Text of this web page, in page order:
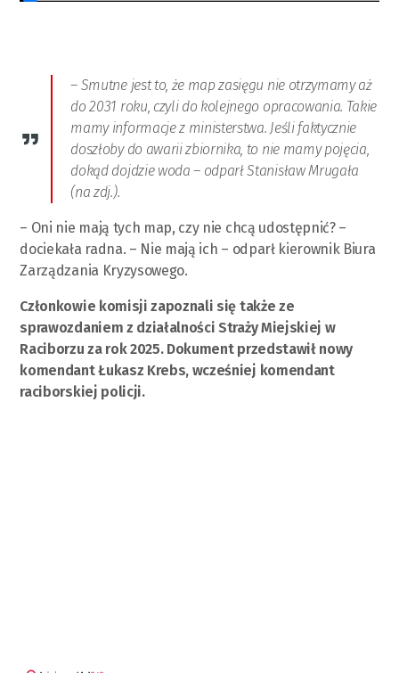
– Smutne jest to, że map zasięgu nie otrzymamy aż
do 2031 roku, czyli do kolejnego opracowania. Takie
mamy informacje z ministerstwa. Jeśli faktycznie
doszłoby do awarii zbiornika, to nie mamy pojęcia,
dokąd dojdzie woda – odparł Stanisław Mrugała
(na zdj.).
– Oni nie mają tych map, czy nie chcą udostępnić? –
dociekała radna. – Nie mają ich – odparł kierownik Biura
Zarządzania Kryzysowego.
Członkowie komisji zapoznali się także ze
sprawozdaniem z działalności Straży Miejskiej w
Raciborzu za rok 2025. Dokument przedstawił nowy
komendant Łukasz Krebs, wcześniej komendant
raciborskiej policji.